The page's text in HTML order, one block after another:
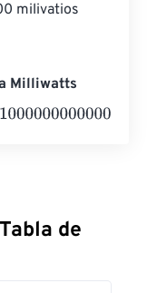
milivatios
Milliwatts
=
de